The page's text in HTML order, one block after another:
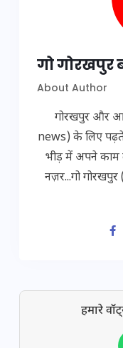
गो गोरखपुर
About Author
गोरखपुर और
news) के लिए
भीड़ में अपने काम
नज़र...गो
हमारे